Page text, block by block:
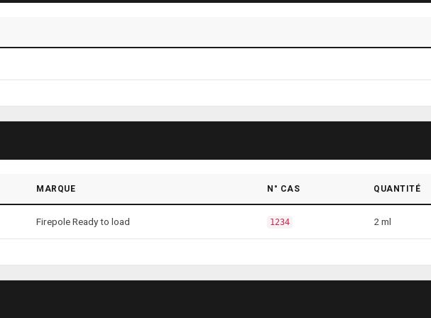
MARQUE N° CAS QUANTITÉ
Firepole Ready to load 1234 2 ml